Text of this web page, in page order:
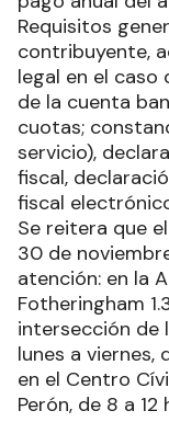
Requisitos
contribuyente,
legal en el caso
de la cuenta
cuotas;
servicio),
fiscal,
fiscal
Se reitera que
30 de
atención: en la
Fotheringham
intersección de
lunes a viernes,
en el Centro
Perón, de 8 a 12